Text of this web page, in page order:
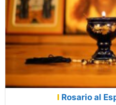
Rosario al